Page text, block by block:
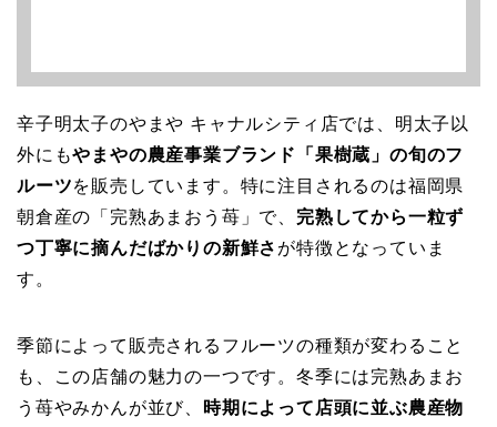
辛子明太子のやまや キャナルシティ店では、明太子以
外にもやまやの農産事業ブランド「果樹蔵」の旬のフ
ルーツを販売しています。特に注目されるのは福岡県
朝倉産の「完熟あまおう苺」で、 完熟してから一粒ず
つ丁寧に摘んだばかりの新鮮さ が特徴となっていま
す。
季節によって販売されるフルーツの種類が変わること
も、この店舗の魅力の一つです。冬季には完熟あまお
う苺やみかんが並び、
時期によって店頭に並ぶ農産物